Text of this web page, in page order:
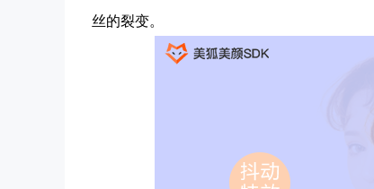
丝的裂变。